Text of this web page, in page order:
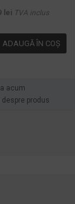
lei TVA inclus
ADAUGĂ ÎN COŞ
acum
despre produs